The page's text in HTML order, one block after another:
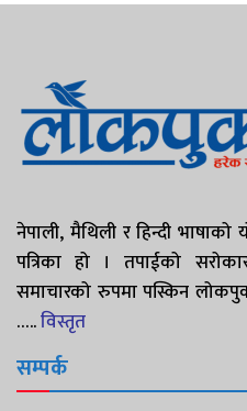
नेपाली, मैथिली र हिन्दी
पत्रिका हो । तपाईको
समाचारको रुपमा पस्किन
…..विस्तृत
सम्पर्क